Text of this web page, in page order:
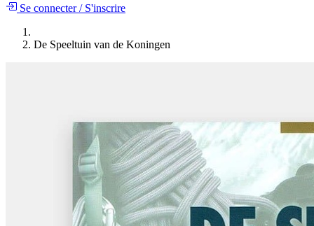
Se connecter/S'inscrire
De Speeltuin van de Koningen